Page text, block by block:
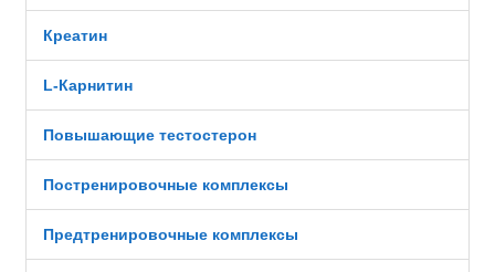
Креатин
L-Карнитин
Повышающие тестостерон
Постренировочные комплексы
Предтренировочные комплексы